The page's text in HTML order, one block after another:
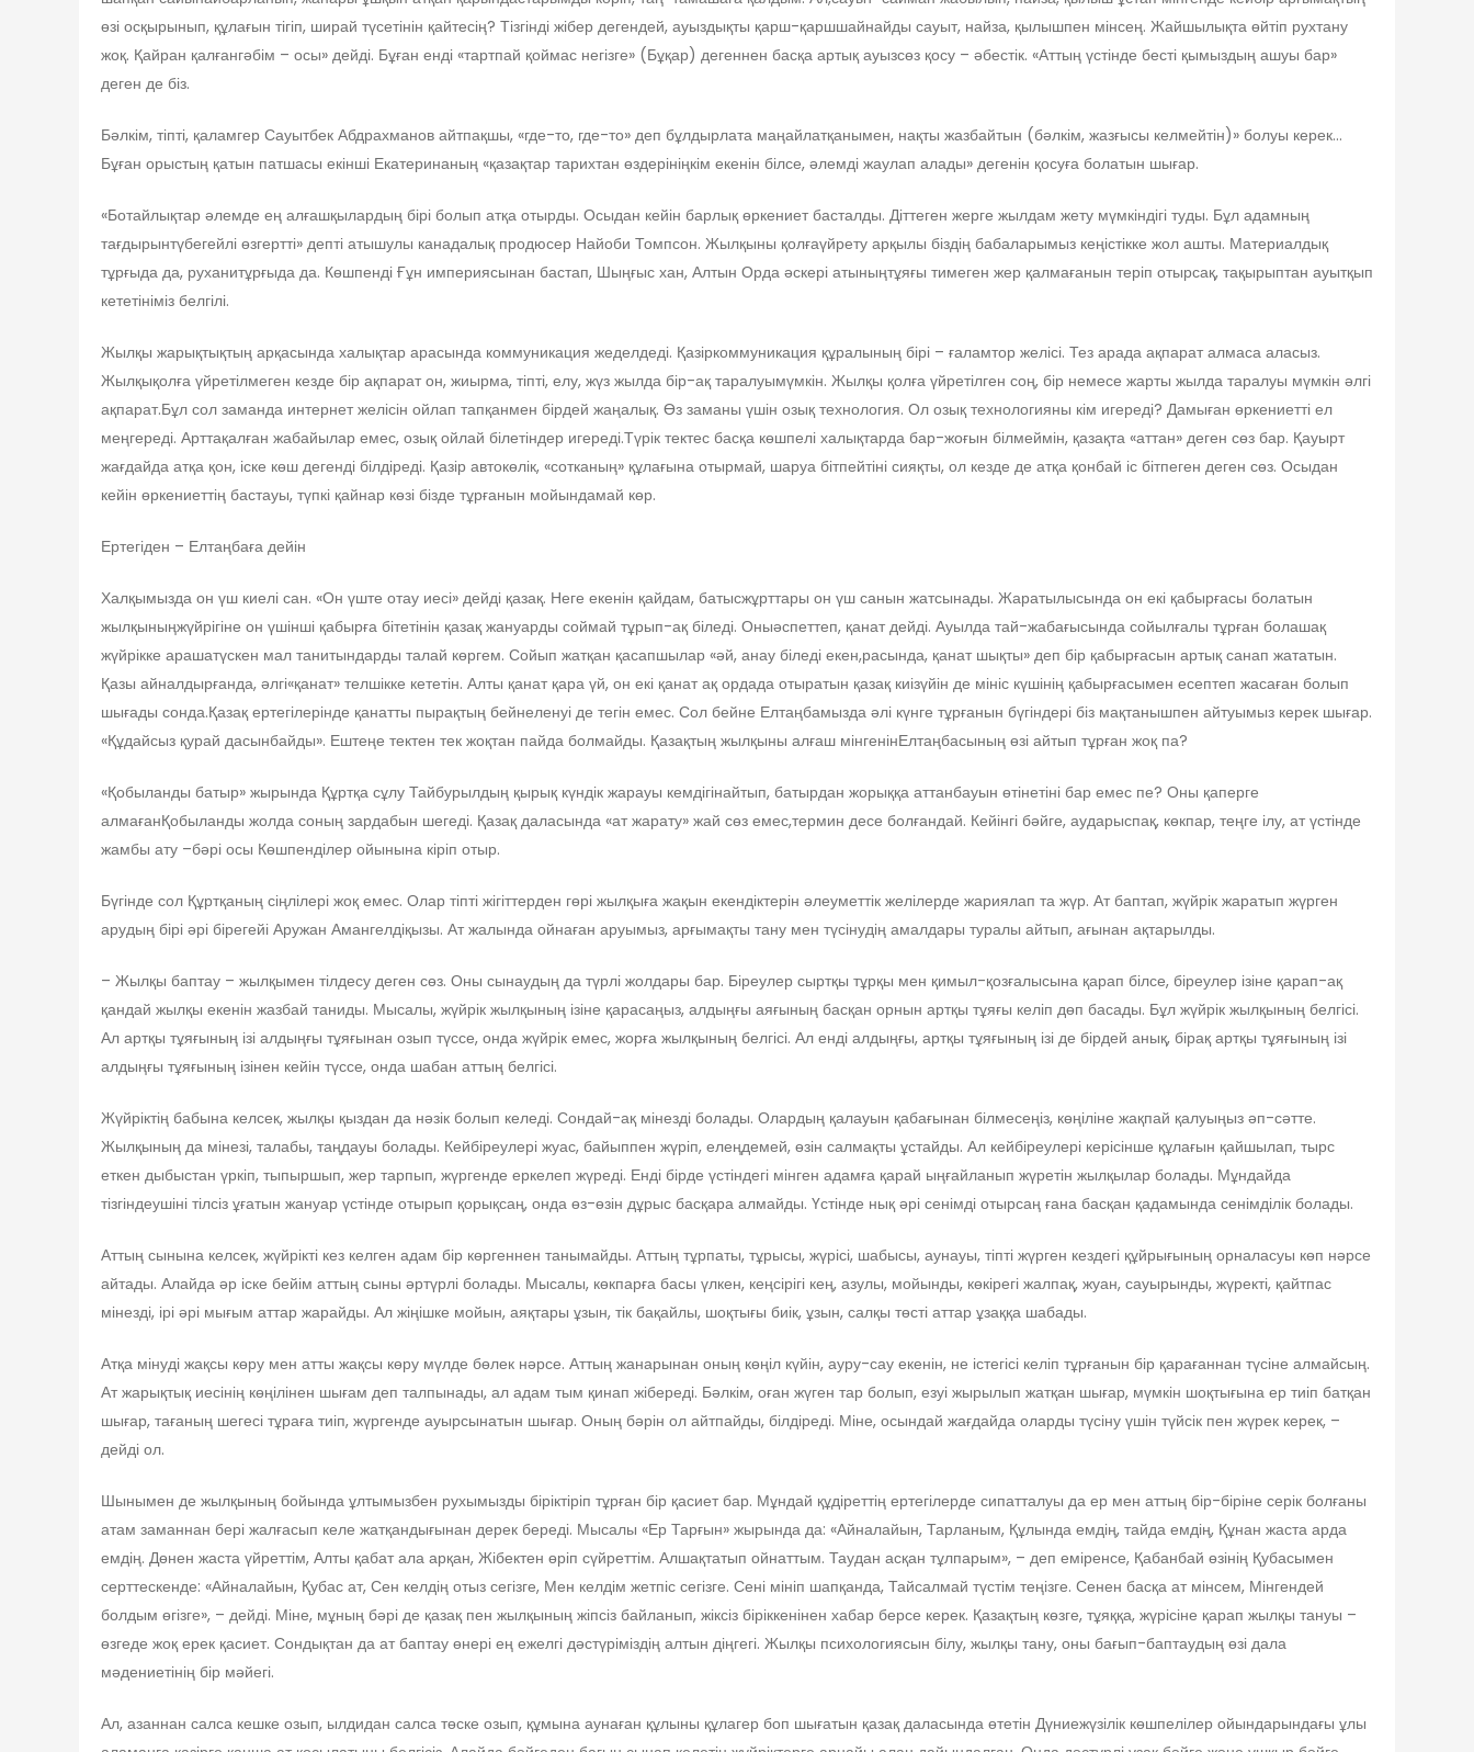
өзі осқырынып, құлағын тігіп, ширай түсетінін қайтесің? Тізгінді жібер дегендей, ауыздықты қарш-қаршшайнайды сауыт, найза, қылышпен мінсең. Жайшылықта өйтіп рухтану
жоқ. Қайран қалғангәбім – осы» дейді. Бұған енді «тартпай қоймас негізге» (Бұқар) дегеннен басқа артық ауызсөз қосу – әбестік. «Аттың үстінде бесті қымыздың ашуы бар»
деген де біз.
Бәлкім, тіпті, қаламгер Сауытбек Абдрахманов айтпақшы, «где-то, где-то» деп бұлдырлата маңайлатқанымен, нақты жазбайтын (бәлкім, жазғысы келмейтін)» болуы керек…
Бұған орыстың қатын патшасы екінші Екатеринаның «қазақтар тарихтан өздерініңкім екенін білсе, әлемді жаулап алады» дегенін қосуға болатын шығар.
«Ботайлықтар әлемде ең алғашқылардың бірі болып атқа отырды. Осыдан кейін барлық өркениет басталды. Діттеген жерге жылдам жету мүмкіндігі туды. Бұл адамның
тағдырынтүбегейлі өзгертті» депті атышулы канадалық продюсер Найоби Томпсон. Жылқыны қолғаүйрету арқылы біздің бабаларымыз кеңістікке жол ашты. Материалдық
тұрғыда да, руханитұрғыда да. Көшпенді Ғұн империясынан бастап, Шыңғыс хан, Алтын Орда әскері атыныңтұяғы тимеген жер қалмағанын теріп отырсақ, тақырыптан ауытқып
кететініміз белгілі.
Жылқы жарықтықтың арқасында халықтар арасында коммуникация жеделдеді. Қазіркоммуникация құралының бірі – ғаламтор желісі. Тез арада ақпарат алмаса аласыз.
Жылқықолға үйретілмеген кезде бір ақпарат он, жиырма, тіпті, елу, жүз жылда бір-ақ таралуымүмкін. Жылқы қолға үйретілген соң, бір немесе жарты жылда таралуы мүмкін әлгі
ақпарат.Бұл сол заманда интернет желісін ойлап тапқанмен бірдей жаңалық. Өз заманы үшін озық технология. Ол озық технологияны кім игереді? Дамыған өркениетті ел
меңгереді. Арттақалған жабайылар емес, озық ойлай білетіндер игереді.Түрік тектес басқа көшпелі халықтарда бар-жоғын білмеймін, қазақта «аттан» деген сөз бар. Қауырт
жағдайда атқа қон, іске көш дегенді білдіреді. Қазір автокөлік, «сотканың» құлағына отырмай, шаруа бітпейтіні сияқты, ол кезде де атқа қонбай іс бітпеген деген сөз. Осыдан
кейін өркениеттің бастауы, түпкі қайнар көзі бізде тұрғанын мойындамай көр.
Ертегіден – Елтаңбаға дейін
Халқымызда он үш киелі сан. «Он үште отау иесі» дейді қазақ. Неге екенін қайдам, батысжұрттары он үш санын жатсынады. Жаратылысында он екі қабырғасы болатын
жылқыныңжүйрігіне он үшінші қабырға бітетінін қазақ жануарды соймай тұрып-ақ біледі. Оныәспеттеп, қанат дейді. Ауылда тай-жабағысында сойылғалы тұрған болашақ
жүйрікке арашатүскен мал танитындарды талай көргем. Сойып жатқан қасапшылар «әй, анау біледі екен,расында, қанат шықты» деп бір қабырғасын артық санап жататын.
Қазы айналдырғанда, әлгі«қанат» телшікке кететін. Алты қанат қара үй, он екі қанат ақ ордада отыратын қазақ киізүйін де мініс күшінің қабырғасымен есептеп жасаған болып
шығады сонда.Қазақ ертегілерінде қанатты пырақтың бейнеленуі де тегін емес. Сол бейне Елтаңбамызда әлі күнге тұрғанын бүгіндері біз мақтанышпен айтуымыз керек шығар.
«Құдайсыз қурай дасынбайды». Ештеңе тектен тек жоқтан пайда болмайды. Қазақтың жылқыны алғаш мінгенінЕлтаңбасының өзі айтып тұрған жоқ па?
«Қобыланды батыр» жырында Құртқа сұлу Тайбурылдың қырық күндік жарауы кемдігінайтып, батырдан жорыққа аттанбауын өтінетіні бар емес пе? Оны қаперге
алмағанҚобыланды жолда соның зардабын шегеді. Қазақ даласында «ат жарату» жай сөз емес,термин десе болғандай. Кейінгі бәйге, аударыспақ, көкпар, теңге ілу, ат үстінде
жамбы ату –бәрі осы Көшпенділер ойынына кіріп отыр.
Бүгінде сол Құртқаның сіңлілері жоқ емес. Олар тіпті жігіттерден гөрі жылқыға жақын екендіктерін әлеуметтік желілерде жариялап та жүр. Ат баптап, жүйрік жаратып жүрген
арудың бірі әрі бірегейі Аружан Амангелдіқызы. Ат жалында ойнаған аруымыз, арғымақты тану мен түсінудің амалдары туралы айтып, ағынан ақтарылды.
– Жылқы баптау – жылқымен тілдесу деген сөз. Оны сынаудың да түрлі жолдары бар. Біреулер сыртқы тұрқы мен қимыл-қозғалысына қарап білсе, біреулер ізіне қарап-ақ
қандай жылқы екенін жазбай таниды. Мысалы, жүйрік жылқының ізіне қарасаңыз, алдыңғы аяғының басқан орнын артқы тұяғы келіп дөп басады. Бұл жүйрік жылқының белгісі.
Ал артқы тұяғының ізі алдыңғы тұяғынан озып түссе, онда жүйрік емес, жорға жылқының белгісі. Ал енді алдыңғы, артқы тұяғының ізі де бірдей анық, бірақ артқы тұяғының ізі
алдыңғы тұяғының ізінен кейін түссе, онда шабан аттың белгісі.
Жүйріктің бабына келсек, жылқы қыздан да нәзік болып келеді. Сондай-ақ мінезді болады. Олардың қалауын қабағынан білмесеңіз, көңіліне жақпай қалуыңыз әп-сәтте.
Жылқының да мінезі, талабы, таңдауы болады. Кейбіреулері жуас, байыппен жүріп, елеңдемей, өзін салмақты ұстайды. Ал кейбіреулері керісінше құлағын қайшылап, тырс
еткен дыбыстан үркіп, тыпыршып, жер тарпып, жүргенде еркелеп жүреді. Енді бірде үстіндегі мінген адамға қарай ыңғайланып жүретін жылқылар болады. Мұндайда
тізгіндеушіні тілсіз ұғатын жануар үстінде отырып қорықсаң, онда өз-өзін дұрыс басқара алмайды. Үстінде нық әрі сенімді отырсаң ғана басқан қадамында сенімділік болады.
Аттың сынына келсек, жүйрікті кез келген адам бір көргеннен танымайды. Аттың тұрпаты, тұрысы, жүрісі, шабысы, аунауы, тіпті жүрген кездегі құйрығының орналасуы көп нәрсе
айтады. Алайда әр іске бейім аттың сыны әртүрлі болады. Мысалы, көкпарға басы үлкен, кеңсірігі кең, азулы, мойынды, көкірегі жалпақ, жуан, сауырынды, жүректі, қайтпас
мінезді, ірі әрі мығым аттар жарайды. Ал жіңішке мойын, аяқтары ұзын, тік бақайлы, шоқтығы биік, ұзын, салқы төсті аттар ұзаққа шабады.
Атқа мінуді жақсы көру мен атты жақсы көру мүлде бөлек нәрсе. Аттың жанарынан оның көңіл күйін, ауру-сау екенін, не істегісі келіп тұрғанын бір қарағаннан түсіне алмайсың.
Ат жарықтық иесінің көңілінен шығам деп талпынады, ал адам тым қинап жібереді. Бәлкім, оған жүген тар болып, езуі жырылып жатқан шығар, мүмкін шоқтығына ер тиіп батқан
шығар, тағаның шегесі тұраға тиіп, жүргенде ауырсынатын шығар. Оның бәрін ол айтпайды, білдіреді. Міне, осындай жағдайда оларды түсіну үшін түйсік пен жүрек керек, –
дейді ол.
Шынымен де жылқының бойында ұлтымызбен рухымызды біріктіріп тұрған бір қасиет бар. Мұндай құдіреттің ертегілерде сипатталуы да ер мен аттың бір-біріне серік болғаны
атам заманнан бері жалғасып келе жатқандығынан дерек береді. Мысалы «Ер Тарғын» жырында да: «Айналайын, Тарланым, Құлында емдің, тайда емдің, Құнан жаста арда
емдің. Дөнен жаста үйреттім, Алты қабат ала арқан, Жібектен өріп сүйреттім. Алшақтатып ойнаттым. Таудан асқан тұлпарым», – деп еміренсе, Қабанбай өзінің Қубасымен
серттескенде: «Айналайын, Қубас ат, Сен келдің отыз сегізге, Мен келдім жетпіс сегізге. Сені мініп шапқанда, Тайсалмай түстім теңізге. Сенен басқа ат мінсем, Мінгендей
болдым өгізге», – дейді. Міне, мұның бәрі де қазақ пен жылқының жіпсіз байланып, жіксіз біріккенінен хабар берсе керек. Қазақтың көзге, тұяққа, жүрісіне қарап жылқы тануы –
өзгеде жоқ ерек қасиет. Сондықтан да ат баптау өнері ең ежелгі дәстүріміздің алтын діңгегі. Жылқы психологиясын білу, жылқы тану, оны бағып-баптаудың өзі дала
мәдениетінің бір мәйегі.
Ал, азаннан салса кешке озып, ылдидан салса төске озып, құмына аунаған құлыны құлагер боп шығатын қазақ даласында өтетін Дүниежүзілік көшпелілер ойындарындағы ұлы